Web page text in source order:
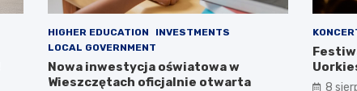
HIGHER EDUCATION
INVESTMENTS
LOCAL GOVERNMENT
Nowa inwestycja oświatowa w
Wieszczętach oficjalnie otwarta
8